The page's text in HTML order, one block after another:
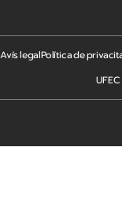
Avís legalPolítica de